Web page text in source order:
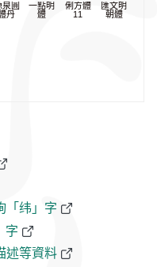
泉圓
丹
一點明
體
俐方體
11
匯文明
朝體
「纬」字
字
述等資料